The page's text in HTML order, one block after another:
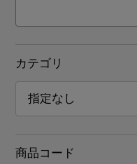
カテゴリ
商品コード